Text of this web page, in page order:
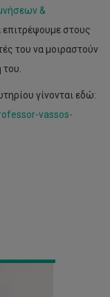
&
επιτρέψουμε στους
του να μοιραστούν
γίνονται εδώ:
vassos-